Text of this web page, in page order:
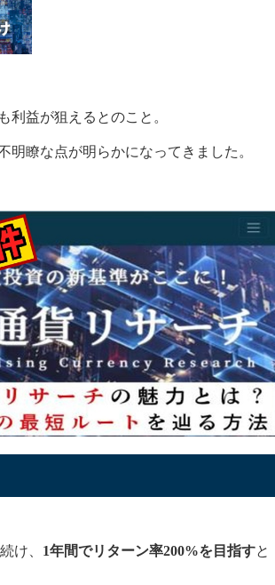
益が狙えるとのこと。
瞭な点が明らかになってきました。
け、 1年間でリターン率200%を目指すと